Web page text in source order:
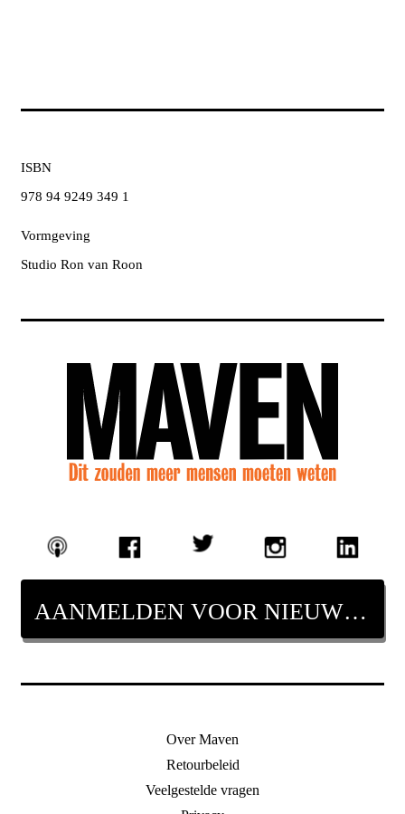
ISBN
978 94 9249 349 1
Vormgeving
Studio Ron van Roon
AANMELDEN VOOR NIEUWSBRIEF
Over Maven
Retourbeleid
Veelgestelde vragen